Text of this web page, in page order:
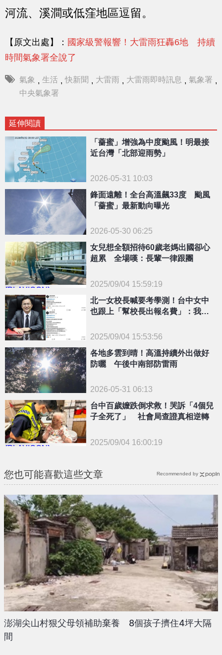
河流、溪澗或低窪地區逗留。
【原文出處】： 國家級警報響！大雷雨狂轟6地 持續
時間氣象署全說了
氣象 , 生活 , 快新聞 , 大雷雨 , 大雷雨即時訊息 , 氣象署 ,
中央氣象署
延伸閱讀
「薔蜜」增強為中度颱風！明最接
近台灣「北部迎雨勢」
2026-05-31 10:03
鋒面遠離！全台高溫飆33度 颱風
「薔蜜」最新動向曝光
2026-05-30 06:25
{PLAYICON}
女兒想全額招待60歲老媽出國卻心
超累 全場嘆：長輩一律跟團
2025/09/04 15:59:19
{PLAYICON}
北一女校長喊要考學測！台中女中
也跟上「幫校長出報名費」：我們
2025/09/04 15:53:56
各地多雲到晴！高溫持續外出做好
防曬 午後中南部防雷雨
2026-05-31 06:13
{PLAYICON}
台中百歲嬤跌倒求救！哭訴「4個兒
子全死了」 社會局查證真相逆轉
2025/09/04 16:00:19
您也可能喜歡這些文章
澎湖尖山村狠父母領補助棄養 8個孩子擠住4坪大隔
間
Recommended by